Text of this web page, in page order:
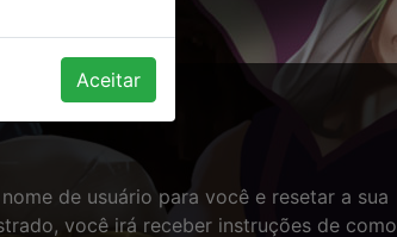
de usuário para você e resetar a sua
você irá receber instruções de como
Aceitar